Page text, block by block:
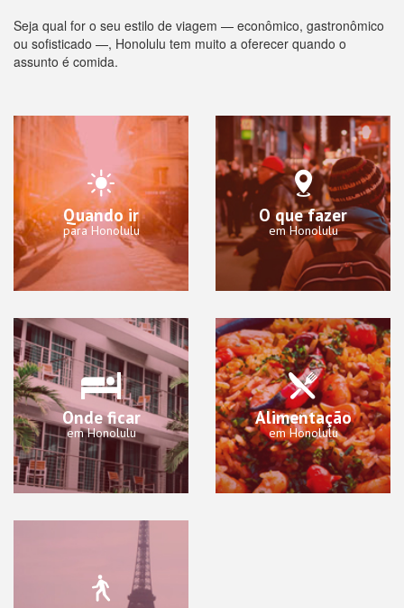
Seja qual for o seu estilo de viagem — econômico, gastronômico
ou sofisticado —, Honolulu tem muito a oferecer quando o
assunto é comida.
Quando ir
para Honolulu
O que fazer
em Honolulu
Onde ficar
em Honolulu
Alimentação
em Honolulu